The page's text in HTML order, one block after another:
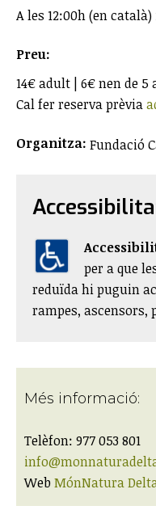
A les 12:00h (en
Preu:
14€ adult | 6€ nen de 5
Cal fer reserva prèvia
Organitza: Fundació
per a que
reduïda hi puguin
rampes, ascensors,
Més informació:
Telèfon: 977 053 801
Web MónNatura